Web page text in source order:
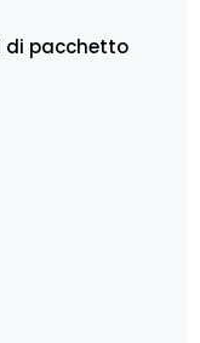
di pacchetto